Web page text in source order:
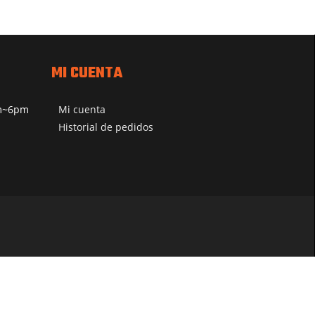
MI CUENTA
Mi cuenta
Historial de pedidos